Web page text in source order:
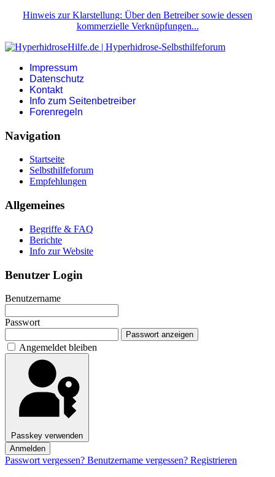
Hinweis zur Klarstellung: Über den Betreiber sowie dessen
kommerzielle Verknüpfungen...
Impressum
Datenschutz
Kontakt
Info zum Seitenbetreiber
Forenregeln
Navigation
Startseite
Selbsthilfeforum
Empfehlungen
Allgemeines
Begriffe & FAQ
Berichte
Info zur Website
Benutzer Login
Benutzername
Passwort
Passwort anzeigen
Angemeldet bleiben
Passkey verwenden
Anmelden
Passwort vergessen? Benutzername vergessen? Registrieren